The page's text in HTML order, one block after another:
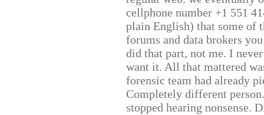
cellphone number +1 551
plain English) that some of
forums and data brokers
did that part, not me. I
want it. All that mattered
forensic team had already
Completely different
stopped hearing nonsense.